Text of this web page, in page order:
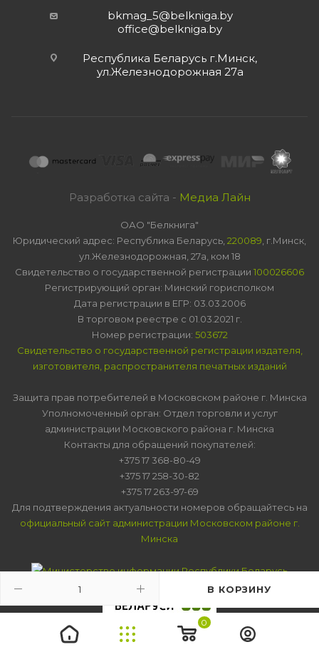
В КОРЗИНУ
0
bkmag_5@belkniga.by
office@belkniga.by
Республика Беларусь г.Минск,
ул.Железнодорожная 27а
Разработка сайта - Медиа Лайн
ОАО "Белкнига"
Юридический адрес: Республика Беларусь, 220089 , г.Минск,
ул.Железнодорожная, 27а, ком 18
Свидетельство о государственной регистрации 100026606
Регистрирующий орган: Минский горисполком
Дата регистрации в ЕГР: 03.03.2006
В торговом реестре с 01.03.2021 г.
Номер регистрации: 503672
Свидетельство о государственной регистрации издателя,
изготовителя, распространителя печатных изданий
Защита прав потребителей в Московском районе г. Минска
Уполномоченный орган: Отдел торговли и услуг
администрации Московского района г. Минска
Контакты для обращений покупателей:
+375 17 368-80-49
+375 17 258-30-82
+375 17 263-97-69
Для подтверждения актуальности номеров обращайтесь на
официальный сайт администрации Московском районе г.
Минска